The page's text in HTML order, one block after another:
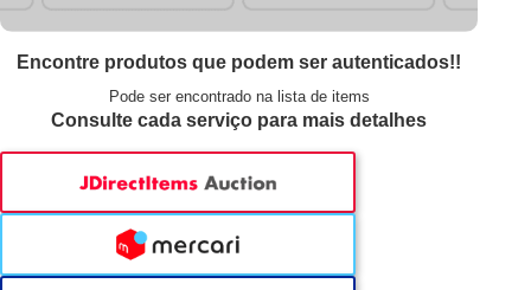
Encontre produtos que podem ser autenticados!!
Pode ser encontrado na lista de items
Consulte cada serviço para mais detalhes